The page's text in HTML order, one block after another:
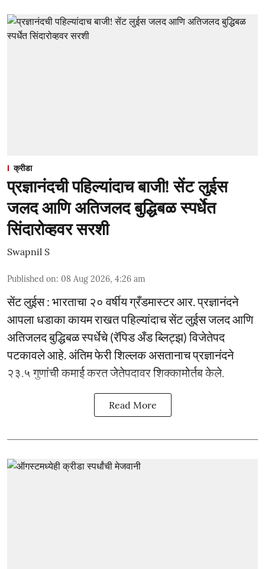
क्रीडा
प्रज्ञानंदची पहिल्यांदाच बाजी! सेंट लुईस
जलद आणि अतिजलद बुद्धिबळ स्पर्धेत
सिंदारोव्हवर सरशी
Swapnil S
Published on: 08 Aug 2026, 4:26 am
सेंट लुईस : भारताचा २० वर्षीय ग्रँडमास्टर आर. प्रज्ञानंदने
आपला धडाका कायम राखत पहिल्यांदाच सेंट लुईस जलद आणि
अतिजलद बुद्धिबळ स्पर्धेचे (रॅपिड अँड ब्लिट्झ) विजेतेपद
पटकावले आहे. अंतिम फेरी शिल्लक असतानाच प्रज्ञानंदने
२३.५ गुणांची कमाई करत जेतेपदावर शिक्कामोर्तब केले.
Read More